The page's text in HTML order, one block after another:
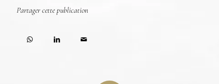
Partager cette publication